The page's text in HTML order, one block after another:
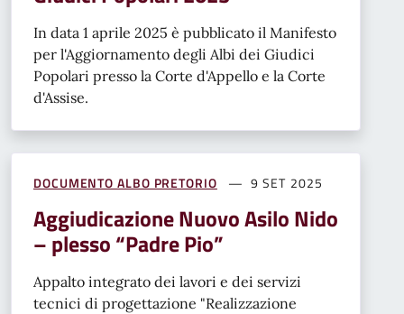
In data 1 aprile 2025 è pubblicato il Manifesto
per l'Aggiornamento degli Albi dei Giudici
Popolari presso la Corte d'Appello e la Corte
d'Assise.
DOCUMENTO ALBO PRETORIO 9 SET 2025
Aggiudicazione Nuovo Asilo Nido
– plesso “Padre Pio”
Appalto integrato dei lavori e dei servizi
tecnici di progettazione "Realizzazione